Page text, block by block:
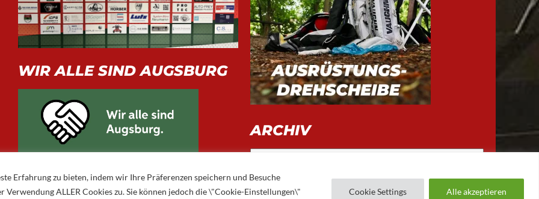
Erfahrung zu bieten, indem wir Ihre Präferenzen speichern und Besuche
ALLER Cookies zu. Sie können jedoch die \"Cookie-Einstellungen\"
Cookie Settings Alle akzeptieren
WIR ALLE SIND AUGSBURG
ARCHIV
Archiv